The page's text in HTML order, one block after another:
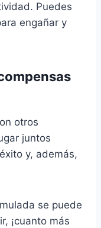
Puedes
engañar y
otros
juntos
y, además,
se puede
¡cuanto más